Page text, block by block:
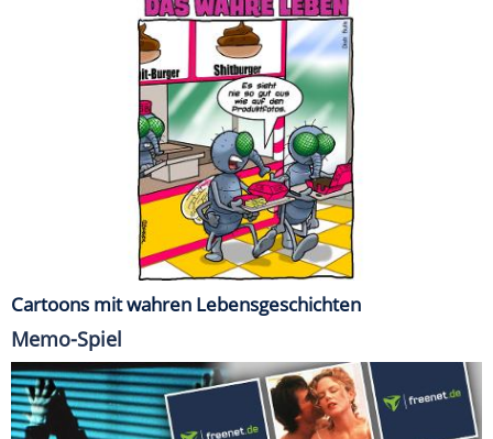
Cartoons mit wahren Lebensgeschichten
Memo-Spiel